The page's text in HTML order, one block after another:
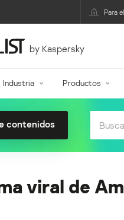
Para
by Kaspersky
Industria Productos
contenidos
viral de